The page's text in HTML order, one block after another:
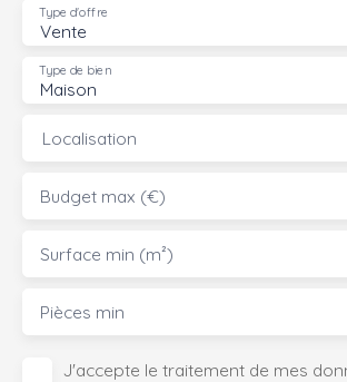
Vente
Type d'offre
Maison
Type de bien
Localisation
Budget max (€)
Surface min (m²)
Pièces min
J'accepte le traitement de mes